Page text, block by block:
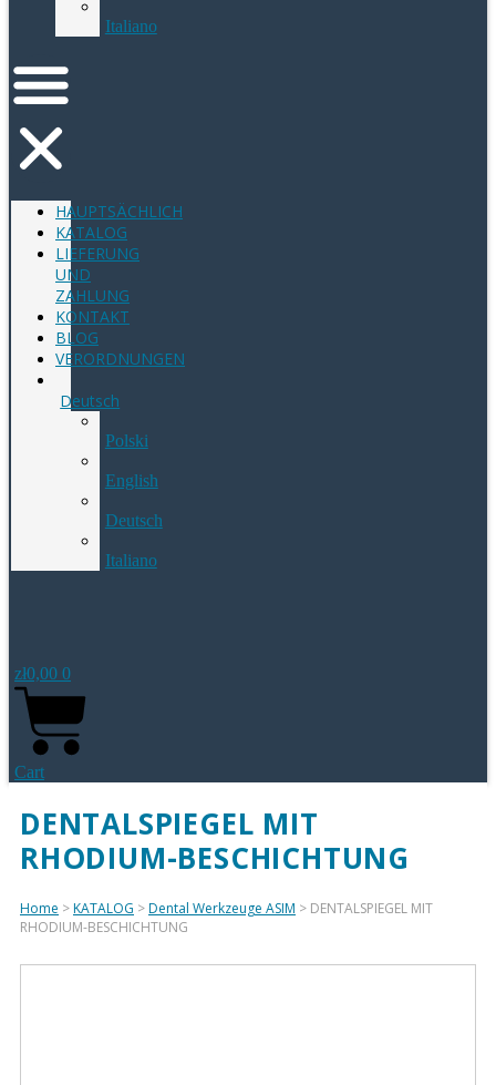
Italiano
HAUPTSÄCHLICH
KATALOG
LIEFERUNG
UND
ZAHLUNG
KONTAKT
BLOG
VERORDNUNGEN
Deutsch
Polski
English
Deutsch
Italiano
zł0,00 0
Cart
DENTALSPIEGEL MIT
RHODIUM-BESCHICHTUNG
Home >KATALOG >Dental Werkzeuge ASIM > DENTALSPIEGEL MIT
RHODIUM-BESCHICHTUNG